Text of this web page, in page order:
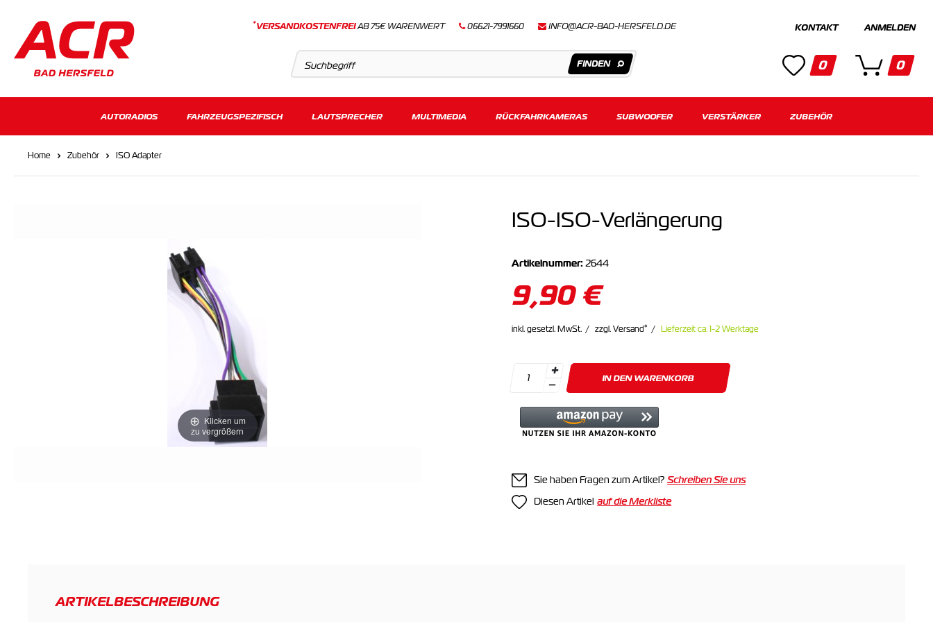
*VERSANDKOSTENFREIAB 75€ WARENWERT 06621-7991660 INFO@ACR-BAD-HERSFELD.DE
Artikel Kategorien
KONTAKT
0
ANMELDEN
0
AUTORADIOS FAHRZEUGSPEZIFISCH LAUTSPRECHER MULTIMEDIA RÜCKFAHRKAMERAS SUBWOOFER VERSTÄRKER ZUBEHÖR
Home Zubehör ISO Adapter
Klicken um
zu vergrößern
ISO-ISO-Verlängerung
Artikelnummer: 2644
9,90 €
inkl. gesetzl. MwSt. zzgl. Versand* Lieferzeit ca. 1-2 Werktage
IN DEN WARENKORB
Sie haben Fragen zum Artikel? Schreiben Sie uns
Diesen Artikel
ARTIKELBESCHREIBUNG